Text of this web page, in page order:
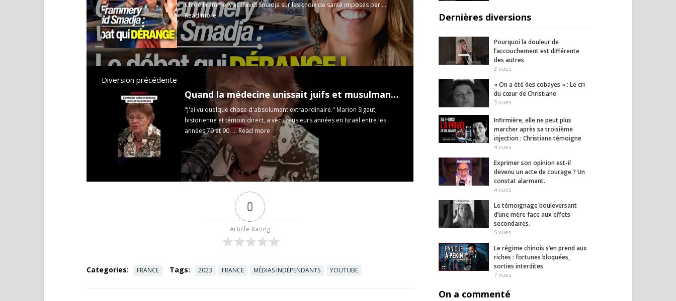
Chloé Frammery et David Smadja sur les choix de santé imposés par ...
Read more
Diversion précédente
Quand la médecine unissait juifs et musulmans au-delà des conflits.
"J'ai vu quelque chose d'absolument extraordinaire." Marion Sigaut,
historienne et témoin direct, a vécu plusieurs années en Israël entre les
années 70 et 90. ...Read more
0
Article Rating
Categories: FRANCE Tags: 2023 FRANCE MÉDIAS INDÉPENDANTS YOUTUBE
Dernières diversions
Pourquoi la douleur de
l’accouchement est différente
des autres
3 vues
« On a été des cobayes » : Le cri
du cœur de Christiane
3 vues
Infirmière, elle ne peut plus
marcher après sa troisième
injection : Christiane témoigne
4 vues
Exprimer son opinion est-il
devenu un acte de courage ? Un
constat alarmant.
4 vues
Le témoignage bouleversant
d’une mère face aux effets
secondaires.
5 vues
Le régime chinois s’en prend aux
riches : fortunes bloquées,
sorties interdites
7 vues
On a commenté